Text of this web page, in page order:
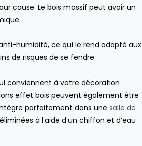
cause. Le bois massif peut avoir un
humidité, ce qui le rend adapté aux
de risques de se fendre.
conviennent à votre décoration
effet bois peuvent également être
parfaitement dans une salle de
à l’aide d’un chiffon et d’eau